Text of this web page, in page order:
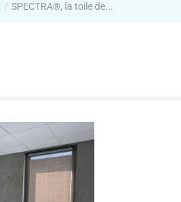
/ SPECTRA®, la toile de...